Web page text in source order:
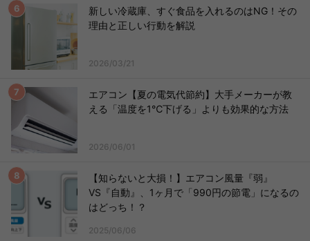
新しい冷蔵庫、すぐ食品を入れるのはNG！その
理由と正しい行動を解説
2026/03/21
エアコン【夏の電気代節約】大手メーカーが教
える「温度を1℃下げる」よりも効果的な方法
2026/06/01
【知らないと大損！】エアコン風量『弱』
VS『自動』、1ヶ月で「990円の節電」になるの
はどっち！？
2025/06/06